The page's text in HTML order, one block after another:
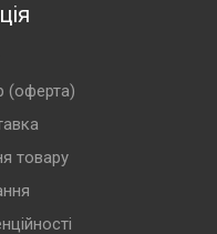
(оферта)
товару